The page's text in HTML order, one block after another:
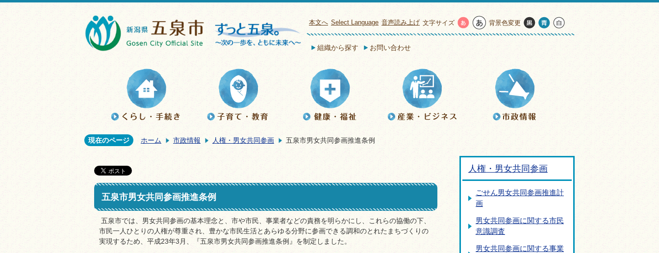
本文へ Select Language 音声読み上げ 文字サイズ 背景色変更
組織から探す お問い合わせ
現在のページ ホーム 市政情報 人権・男女共同参画 五泉市男女共同参画推進条例
五泉市男女共同参画推進条例
五泉市では、男女共同参画の基本理念と、市や市民、事業者などの責務を明らかにし、これらの協働の下、
市民一人ひとりの人権が尊重され、豊かな市民生活とあらゆる分野に参画できる調和のとれたまちづくりの
実現するため、平成23年3月、『五泉市男女共同参画推進条例』を制定しました。
人権・男女共同参画
ごせん男女共同参画推進計
画
男女共同参画に関する市民
意識調査
男女共同参画に関する事業